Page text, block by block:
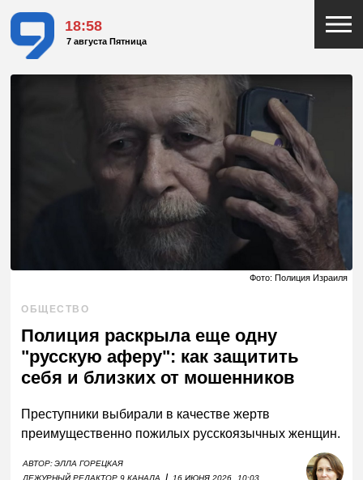
18:58
7 августа Пятница
Фото: Полиция Израиля
ОБЩЕСТВО
Полиция раскрыла еще одну
"русскую аферу": как защитить
себя и близких от мошенников
Преступники выбирали в качестве жертв
преимущественно пожилых русскоязычных женщин.
АВТОР:ЭЛЛА ГОРЕЦКАЯ
ДЕЖУРНЫЙ РЕДАКТОР 9 КАНАЛА
I 16 ИЮНЯ 2026 10:03